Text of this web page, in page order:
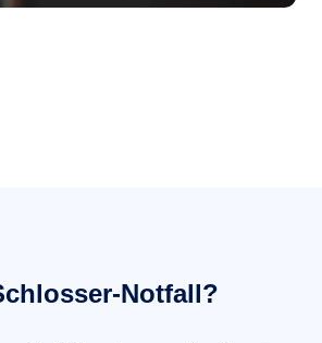
Notfall?